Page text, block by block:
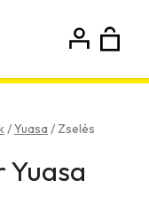
/Yuasa / Zselés
Yuasa